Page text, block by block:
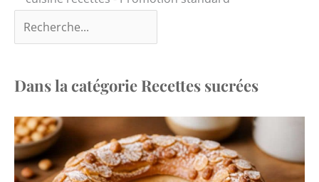
Dans la catégorie Recettes sucrées